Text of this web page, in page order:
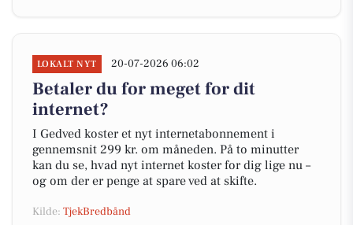
LOKALT NYT 20-07-2026 06:02
Betaler du for meget for dit
internet?
I Gedved koster et nyt internetabonnement i
gennemsnit 299 kr. om måneden. På to minutter
kan du se, hvad nyt internet koster for dig lige nu –
og om der er penge at spare ved at skifte.
Kilde: TjekBredbånd